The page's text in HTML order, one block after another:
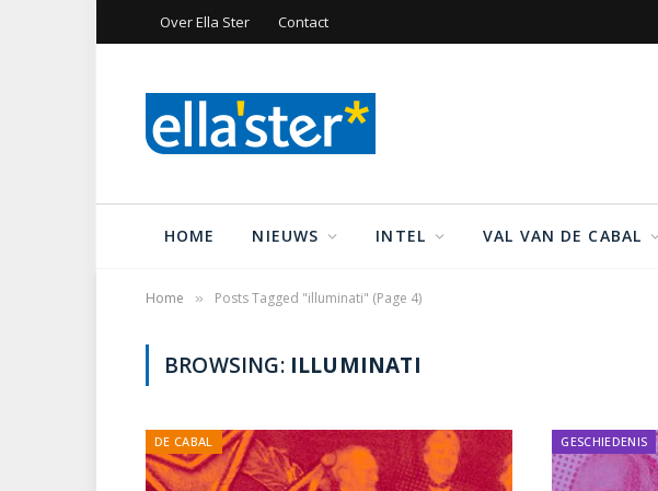
Over Ella Ster Contact
HOME NIEUWS INTEL VAL VAN DE CABAL
Home » Posts Tagged "illuminati" (Page 4)
BROWSING: ILLUMINATI
DE CABAL GESCHIEDENIS